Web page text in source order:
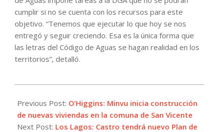
cumplir si no se cuenta con los recursos para este
objetivo. “Tenemos que ejecutar lo que hoy se nos
entregó y seguir creciendo. Esa es la única forma que
las letras del Código de Aguas se hagan realidad en los
territorios”, detalló.
08-
01
Previous Post: O’Higgins: Minvu inicia construcción
de nuevas viviendas en la comuna de San Vicente
Next Post: Los Lagos: Castro tendrá nuevo Plan de